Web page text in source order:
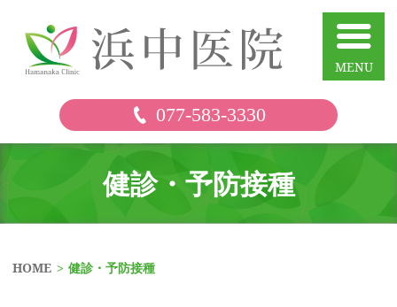
077-583-3330
健診・予防接種
HOME 健診・予防接種